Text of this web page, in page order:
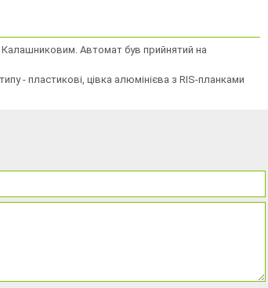
Калашниковим. Автомат був прийнятий на
- пластикові, цівка алюмінієва з RIS-планками